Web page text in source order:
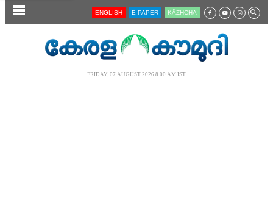
SECTIONS ENGLISH E-PAPER KĀZHCHA
FRIDAY, 07 AUGUST 2026 8.00 AM IST